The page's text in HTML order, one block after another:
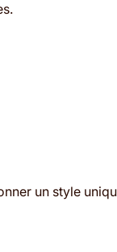
un style